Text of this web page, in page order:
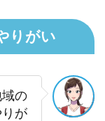
りがい
の
が